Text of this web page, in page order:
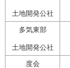
土地開発公社
多気東部
土地開発公社
度会